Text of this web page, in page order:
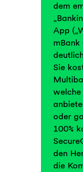
dem
App
mBank
Sie
oder
100%
den
die